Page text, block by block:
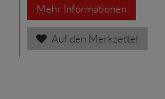
Mehr Informationen
Auf den Merkzettel